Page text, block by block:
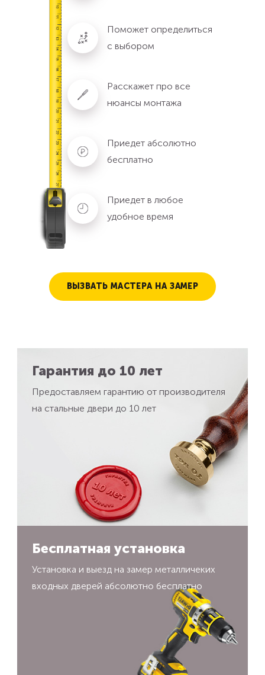
Поможет определиться
с выбором
Расскажет про все
нюансы монтажа
Приедет абсолютно
бесплатно
Приедет в любое
удобное время
ВЫЗВАТЬ МАСТЕРА НА ЗАМЕР
Гарантия до 10 лет
Предоставляем гарантию от производителя
на стальные двери до 10 лет
Бесплатная установка
Установка и выезд на замер металличеких
входных дверей абсолютно бесплатно